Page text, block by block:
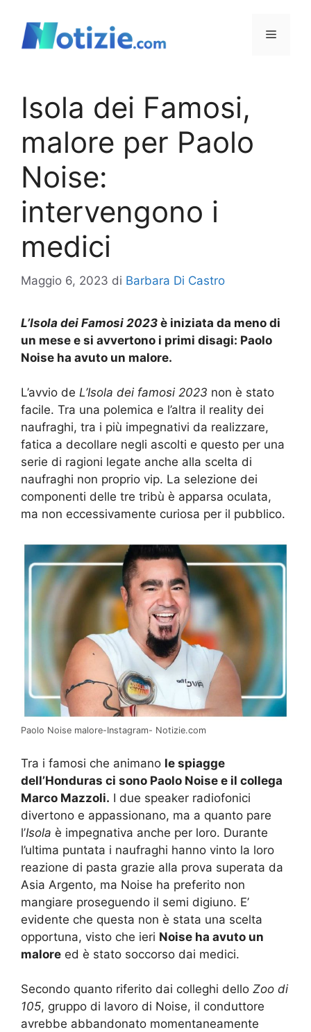
contenuto
Menu
Isola dei Famosi,
malore per Paolo
Noise:
intervengono i
medici
Maggio 6, 2023 di Barbara Di Castro
L’Isola dei Famosi 2023 è iniziata da meno di
un mese e si avvertono i primi disagi: Paolo
Noise ha avuto un malore.
L’avvio de L’Isola dei famosi 2023 non è stato
facile. Tra una polemica e l’altra il reality dei
naufraghi, tra i più impegnativi da realizzare,
fatica a decollare negli ascolti e questo per una
serie di ragioni legate anche alla scelta di
naufraghi non proprio vip. La selezione dei
componenti delle tre tribù è apparsa oculata,
ma non eccessivamente curiosa per il pubblico.
Paolo Noise malore-Instagram- Notizie.com
Tra i famosi che animano le spiagge
dell’Honduras ci sono Paolo Noise e il collega
Marco Mazzoli. I due speaker radiofonici
divertono e appassionano, ma a quanto pare
l’Isola è impegnativa anche per loro. Durante
l’ultima puntata i naufraghi hanno vinto la loro
reazione di pasta grazie alla prova superata da
Asia Argento, ma Noise ha preferito non
mangiare proseguendo il semi digiuno. E’
evidente che questa non è stata una scelta
opportuna, visto che ieri Noise ha avuto un
malore ed è stato soccorso dai medici.
Secondo quanto riferito dai colleghi dello Zoo di
105, gruppo di lavoro di Noise, il conduttore
avrebbe abbandonato momentaneamente